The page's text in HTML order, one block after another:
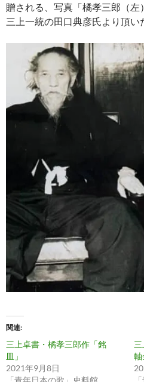
贈される、写真「橘孝三郎（左
三上一統の田口典彦氏より頂い
関連
三上卓書・橘孝三郎作「銘
皿」
2021年9月8日
三
軸